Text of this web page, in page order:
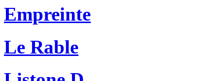
Empreinte
Le Rable